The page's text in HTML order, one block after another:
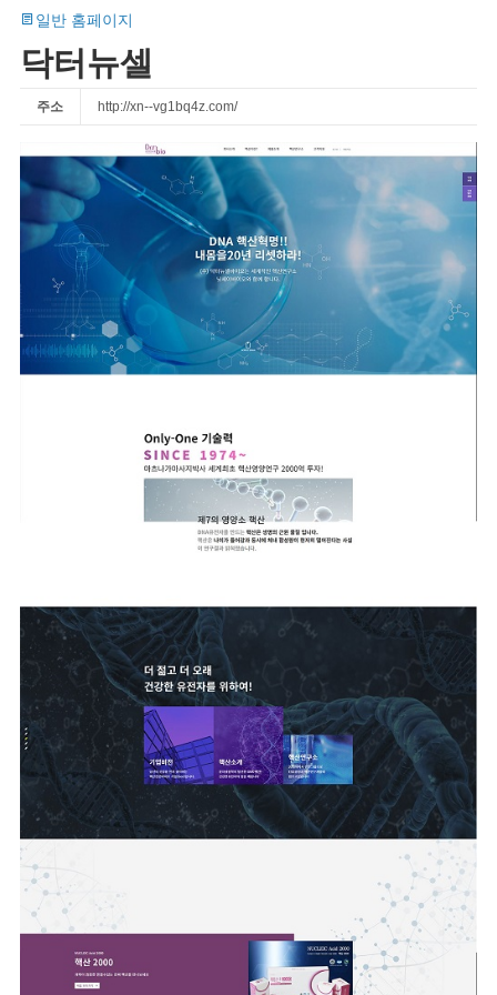
일반 홈페이지
닥터뉴셀
주소 http://xn--vg1bq4z.com/